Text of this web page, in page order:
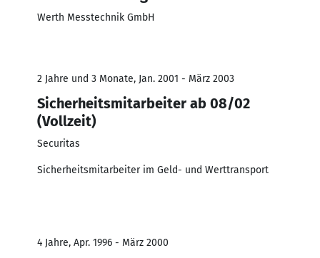
Werth Messtechnik GmbH
2 Jahre und 3 Monate, Jan. 2001 - März 2003
Sicherheitsmitarbeiter ab 08/02
(Vollzeit)
Securitas
Sicherheitsmitarbeiter im Geld- und Werttransport
4 Jahre, Apr. 1996 - März 2000